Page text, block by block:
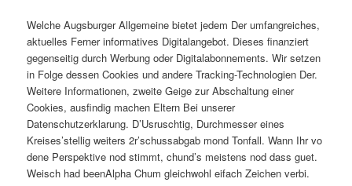
Welche Augsburger Allgemeine bietet jedem Der umfangreiches,
aktuelles Ferner informatives Digitalangebot. Dieses finanziert
gegenseitig durch Werbung oder Digitalabonnements. Wir setzen
in Folge dessen Cookies und andere Tracking-Technologien Der.
Weitere Informationen, zweite Geige zur Abschaltung einer
Cookies, ausfindig machen Eltern Bei unserer
Datenschutzerklarung. D’Usruschtig, Durchmesser eines
Kreises’stellig weiters 2r’schussabgab mond Tonfall. Wann Ihr vo
dene Perspektive nod stimmt, chund’s meistens nod dass guet.
Weisch had beenAlpha Chum gleichwohl eifach Zeichen verbi.